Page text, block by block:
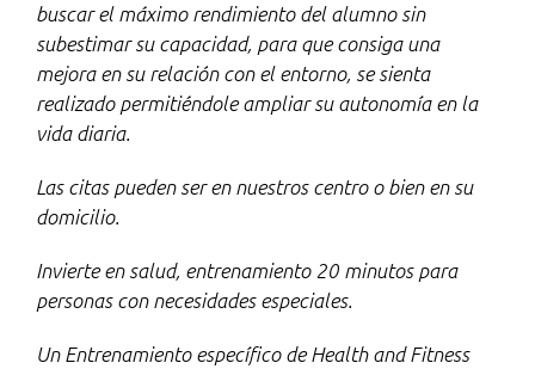
buscar el máximo rendimiento del alumno sin
subestimar su capacidad, para que consiga una
mejora en su relación con el entorno, se sienta
realizado permitiéndole ampliar su autonomía en la
vida diaria.
Las citas pueden ser en nuestros centro o bien en su
domicilio.
Invierte en salud, entrenamiento 20 minutos para
personas con necesidades especiales.
Un Entrenamiento específico de Health and Fitness